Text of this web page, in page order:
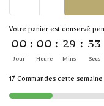
Votre panier est conservé
00
Jour
: 00
Heure
: 29
Mins
: 52
Secs
17 Commandes cette semaine